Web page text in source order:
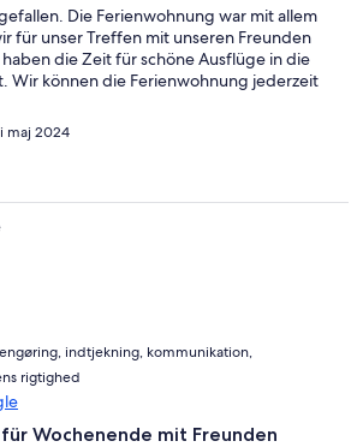
Die Ferienwohnung war mit allem
für unser Treffen mit unseren Freunden
die Zeit für schöne Ausflüge in die
Wir können die Ferienwohnung jederzeit
maj 2024
indtjekning, kommunikation,
rigtighed
Wochenende mit Freunden